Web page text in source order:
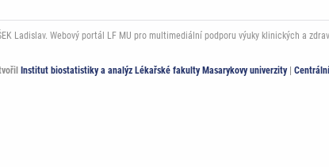
Ladislav. Webový portál LF MU pro multimediální podporu výuky klinických a
Institut biostatistiky a analýz Lékařské fakulty Masarykovy univerzity|